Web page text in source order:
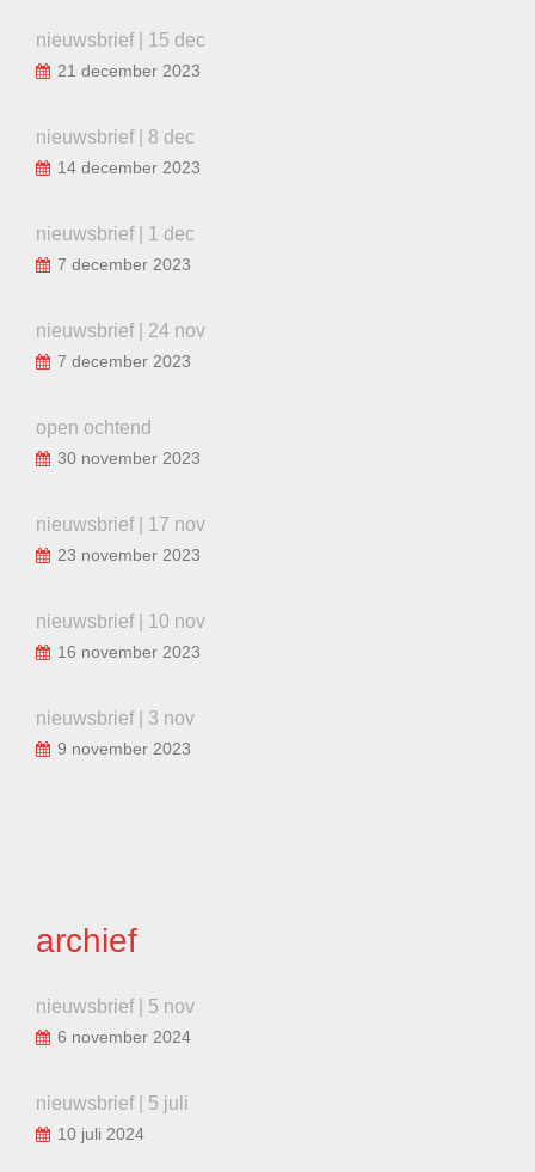
nieuwsbrief | 15 dec
21 december 2023
nieuwsbrief | 8 dec
14 december 2023
nieuwsbrief | 1 dec
7 december 2023
nieuwsbrief | 24 nov
7 december 2023
open ochtend
30 november 2023
nieuwsbrief | 17 nov
23 november 2023
nieuwsbrief | 10 nov
16 november 2023
nieuwsbrief | 3 nov
9 november 2023
archief
nieuwsbrief | 5 nov
6 november 2024
nieuwsbrief | 5 juli
10 juli 2024